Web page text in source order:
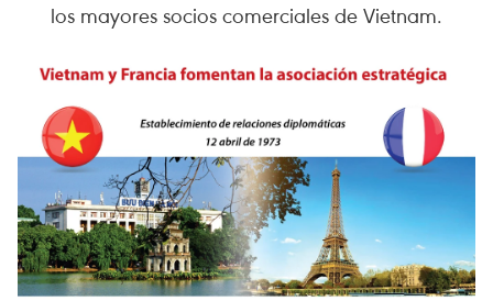
los mayores socios comerciales de Vietnam.